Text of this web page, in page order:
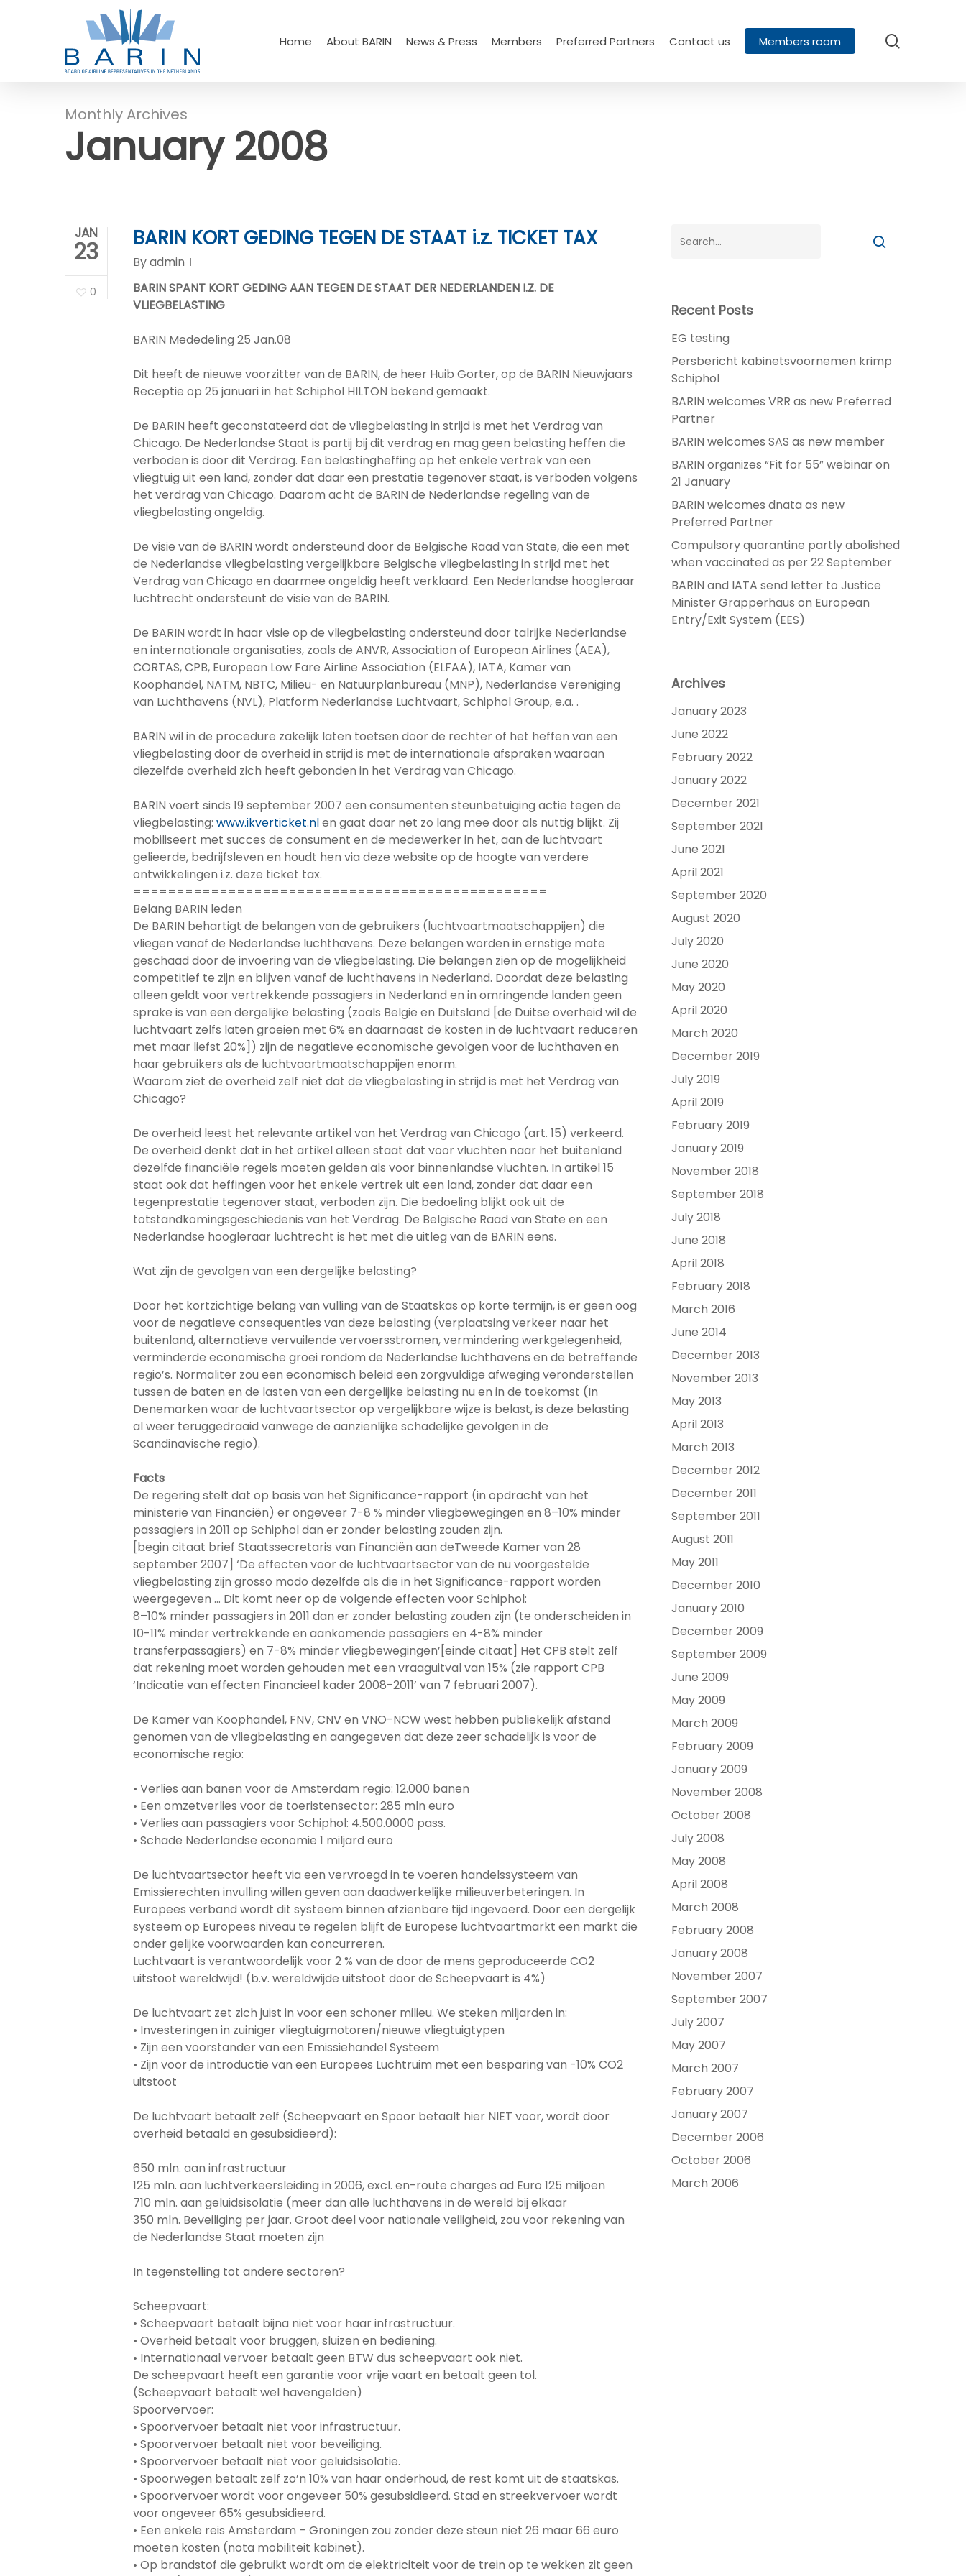
Hit enter to search or ESC to close
Home About BARIN News & Press Members Preferred Partners Contact us Members room
Monthly Archives
January 2008
JAN
23
0
BARIN KORT GEDING TEGEN DE STAAT i.z. TICKET TAX
Byadmin
BARIN SPANT KORT GEDING AAN TEGEN DE STAAT DER NEDERLANDEN I.Z. DE
VLIEGBELASTING
BARIN Mededeling 25 Jan.08
Dit heeft de nieuwe voorzitter van de BARIN, de heer Huib Gorter, op de BARIN Nieuwjaars
Receptie op 25 januari in het Schiphol HILTON bekend gemaakt.
De BARIN heeft geconstateerd dat de vliegbelasting in strijd is met het Verdrag van
Chicago. De Nederlandse Staat is partij bij dit verdrag en mag geen belasting heffen die
verboden is door dit Verdrag. Een belastingheffing op het enkele vertrek van een
vliegtuig uit een land, zonder dat daar een prestatie tegenover staat, is verboden volgens
het verdrag van Chicago. Daarom acht de BARIN de Nederlandse regeling van de
vliegbelasting ongeldig.
De visie van de BARIN wordt ondersteund door de Belgische Raad van State, die een met
de Nederlandse vliegbelasting vergelijkbare Belgische vliegbelasting in strijd met het
Verdrag van Chicago en daarmee ongeldig heeft verklaard. Een Nederlandse hoogleraar
luchtrecht ondersteunt de visie van de BARIN.
De BARIN wordt in haar visie op de vliegbelasting ondersteund door talrijke Nederlandse
en internationale organisaties, zoals de ANVR, Association of European Airlines (AEA),
CORTAS, CPB, European Low Fare Airline Association (ELFAA), IATA, Kamer van
Koophandel, NATM, NBTC, Milieu- en Natuurplanbureau (MNP), Nederlandse Vereniging
van Luchthavens (NVL), Platform Nederlandse Luchtvaart, Schiphol Group, e.a. .
BARIN wil in de procedure zakelijk laten toetsen door de rechter of het heffen van een
vliegbelasting door de overheid in strijd is met de internationale afspraken waaraan
diezelfde overheid zich heeft gebonden in het Verdrag van Chicago.
BARIN voert sinds 19 september 2007 een consumenten steunbetuiging actie tegen de
vliegbelasting: www.ikverticket.nlen gaat daar net zo lang mee door als nuttig blijkt. Zij
mobiliseert met succes de consument en de medewerker in het, aan de luchtvaart
gelieerde, bedrijfsleven en houdt hen via deze website op de hoogte van verdere
ontwikkelingen i.z. deze ticket tax.
================================================
Belang BARIN leden
De BARIN behartigt de belangen van de gebruikers (luchtvaartmaatschappijen) die
vliegen vanaf de Nederlandse luchthavens. Deze belangen worden in ernstige mate
geschaad door de invoering van de vliegbelasting. Die belangen zien op de mogelijkheid
competitief te zijn en blijven vanaf de luchthavens in Nederland. Doordat deze belasting
alleen geldt voor vertrekkende passagiers in Nederland en in omringende landen geen
sprake is van een dergelijke belasting (zoals België en Duitsland [de Duitse overheid wil de
luchtvaart zelfs laten groeien met 6% en daarnaast de kosten in de luchtvaart reduceren
met maar liefst 20%]) zijn de negatieve economische gevolgen voor de luchthaven en
haar gebruikers als de luchtvaartmaatschappijen enorm.
Waarom ziet de overheid zelf niet dat de vliegbelasting in strijd is met het Verdrag van
Chicago?
De overheid leest het relevante artikel van het Verdrag van Chicago (art. 15) verkeerd.
De overheid denkt dat in het artikel alleen staat dat voor vluchten naar het buitenland
dezelfde financiële regels moeten gelden als voor binnenlandse vluchten. In artikel 15
staat ook dat heffingen voor het enkele vertrek uit een land, zonder dat daar een
tegenprestatie tegenover staat, verboden zijn. Die bedoeling blijkt ook uit de
totstandkomingsgeschiedenis van het Verdrag. De Belgische Raad van State en een
Nederlandse hoogleraar luchtrecht is het met die uitleg van de BARIN eens.
Wat zijn de gevolgen van een dergelijke belasting?
Door het kortzichtige belang van vulling van de Staatskas op korte termijn, is er geen oog
voor de negatieve consequenties van deze belasting (verplaatsing verkeer naar het
buitenland, alternatieve vervuilende vervoersstromen, vermindering werkgelegenheid,
verminderde economische groei rondom de Nederlandse luchthavens en de betreffende
regio’s. Normaliter zou een economisch beleid een zorgvuldige afweging veronderstellen
tussen de baten en de lasten van een dergelijke belasting nu en in de toekomst (In
Denemarken waar de luchtvaartsector op vergelijkbare wijze is belast, is deze belasting
al weer teruggedraaid vanwege de aanzienlijke schadelijke gevolgen in de
Scandinavische regio).
Facts
De regering stelt dat op basis van het Significance-rapport (in opdracht van het
ministerie van Financiën) er ongeveer 7-8 % minder vliegbewegingen en 8–10% minder
passagiers in 2011 op Schiphol dan er zonder belasting zouden zijn.
[begin citaat brief Staatssecretaris van Financiën aan deTweede Kamer van 28
september 2007] ‘De effecten voor de luchtvaartsector van de nu voorgestelde
vliegbelasting zijn grosso modo dezelfde als die in het Significance-rapport worden
weergegeven … Dit komt neer op de volgende effecten voor Schiphol:
8–10% minder passagiers in 2011 dan er zonder belasting zouden zijn (te onderscheiden in
10-11% minder vertrekkende en aankomende passagiers en 4-8% minder
transferpassagiers) en 7-8% minder vliegbewegingen’[einde citaat] Het CPB stelt zelf
dat rekening moet worden gehouden met een vraaguitval van 15% (zie rapport CPB
‘Indicatie van effecten Financieel kader 2008-2011’ van 7 februari 2007).
De Kamer van Koophandel, FNV, CNV en VNO-NCW west hebben publiekelijk afstand
genomen van de vliegbelasting en aangegeven dat deze zeer schadelijk is voor de
economische regio:
• Verlies aan banen voor de Amsterdam regio: 12.000 banen
• Een omzetverlies voor de toeristensector: 285 mln euro
• Verlies aan passagiers voor Schiphol: 4.500.0000 pass.
• Schade Nederlandse economie 1 miljard euro
De luchtvaartsector heeft via een vervroegd in te voeren handelssysteem van
Emissierechten invulling willen geven aan daadwerkelijke milieuverbeteringen. In
Europees verband wordt dit systeem binnen afzienbare tijd ingevoerd. Door een dergelijk
systeem op Europees niveau te regelen blijft de Europese luchtvaartmarkt een markt die
onder gelijke voorwaarden kan concurreren.
Luchtvaart is verantwoordelijk voor 2 % van de door de mens geproduceerde CO2
uitstoot wereldwijd! (b.v. wereldwijde uitstoot door de Scheepvaart is 4%)
De luchtvaart zet zich juist in voor een schoner milieu. We steken miljarden in:
• Investeringen in zuiniger vliegtuigmotoren/nieuwe vliegtuigtypen
• Zijn een voorstander van een Emissiehandel Systeem
• Zijn voor de introductie van een Europees Luchtruim met een besparing van -10% CO2
uitstoot
De luchtvaart betaalt zelf (Scheepvaart en Spoor betaalt hier NIET voor, wordt door
overheid betaald en gesubsidieerd):
650 mln. aan infrastructuur
125 mln. aan luchtverkeersleiding in 2006, excl. en-route charges ad Euro 125 miljoen
710 mln. aan geluidsisolatie (meer dan alle luchthavens in de wereld bij elkaar
350 mln. Beveiliging per jaar. Groot deel voor nationale veiligheid, zou voor rekening van
de Nederlandse Staat moeten zijn
In tegenstelling tot andere sectoren?
Scheepvaart:
• Scheepvaart betaalt bijna niet voor haar infrastructuur.
• Overheid betaalt voor bruggen, sluizen en bediening.
• Internationaal vervoer betaalt geen BTW dus scheepvaart ook niet.
De scheepvaart heeft een garantie voor vrije vaart en betaalt geen tol.
(Scheepvaart betaalt wel havengelden)
Spoorvervoer:
• Spoorvervoer betaalt niet voor infrastructuur.
• Spoorvervoer betaalt niet voor beveiliging.
• Spoorvervoer betaalt niet voor geluidsisolatie.
• Spoorwegen betaalt zelf zo’n 10% van haar onderhoud, de rest komt uit de staatskas.
• Spoorvervoer wordt voor ongeveer 50% gesubsidieerd. Stad en streekvervoer wordt
voor ongeveer 65% gesubsidieerd.
• Een enkele reis Amsterdam – Groningen zou zonder deze steun niet 26 maar 66 euro
moeten kosten (nota mobiliteit kabinet).
• Op brandstof die gebruikt wordt om de elektriciteit voor de trein op te wekken zit geen
Recent Posts
EG testing
Persbericht kabinetsvoornemen krimp
Schiphol
BARIN welcomes VRR as new Preferred
Partner
BARIN welcomes SAS as new member
BARIN organizes “Fit for 55” webinar on
21 January
BARIN welcomes dnata as new
Preferred Partner
Compulsory quarantine partly abolished
when vaccinated as per 22 September
BARIN and IATA send letter to Justice
Minister Grapperhaus on European
Entry/Exit System (EES)
Archives
January 2023
June 2022
February 2022
January 2022
December 2021
September 2021
June 2021
April 2021
September 2020
August 2020
July 2020
June 2020
May 2020
April 2020
March 2020
December 2019
July 2019
April 2019
February 2019
January 2019
November 2018
September 2018
July 2018
June 2018
April 2018
February 2018
March 2016
June 2014
December 2013
November 2013
May 2013
April 2013
March 2013
December 2012
December 2011
September 2011
August 2011
May 2011
December 2010
January 2010
December 2009
September 2009
June 2009
May 2009
March 2009
February 2009
January 2009
November 2008
October 2008
July 2008
May 2008
April 2008
March 2008
February 2008
January 2008
November 2007
September 2007
July 2007
May 2007
March 2007
February 2007
January 2007
December 2006
October 2006
March 2006